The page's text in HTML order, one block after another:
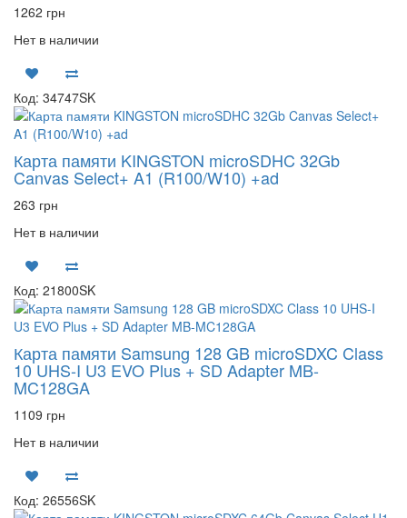
1262 грн
Нет в наличии
Код: 34747SK
Карта памяти KINGSTON microSDHC 32Gb
Canvas Select+ A1 (R100/W10) +ad
263 грн
Нет в наличии
Код: 21800SK
Карта памяти Samsung 128 GB microSDXC Class
10 UHS-I U3 EVO Plus + SD Adapter MB-
MC128GA
1109 грн
Нет в наличии
Код: 26556SK